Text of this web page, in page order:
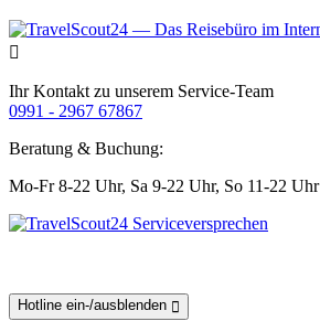
Ihr Kontakt zu unserem Service-Team
0991 - 2967 67867
Beratung & Buchung:
Mo-Fr 8-22 Uhr, Sa 9-22 Uhr, So 11-22 Uhr
Hotline ein-/ausblenden